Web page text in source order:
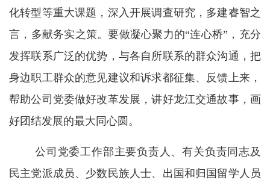
化转型等重大课题，深入开展调查研究，多建睿智之
言，多献务实之策。要做凝心聚力的“连心桥”，充分
发挥联系广泛的优势，与各自所联系的群众沟通，把
身边职工群众的意见建议和诉求都征集、反馈上来，
帮助公司党委做好改革发展，讲好龙江交通故事，画
好团结发展的最大同心圆。
公司党委工作部主要负责人、有关负责同志及
民主党派成员、少数民族人士、出国和归国留学人员